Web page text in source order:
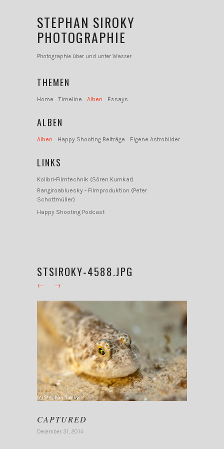
STEPHAN SIROKY
PHOTOGRAPHIE
Photographie über und unter Wasser
THEMEN
Home Timeline Alben Essays
ALBEN
Alben Happy Shooting Beiträge Eigene Astrobilder
LINKS
Kolibri-Filmtechnik (Sören Kumkar)
Rangiroabluesky - Filmproduktion (Peter
Schottmüller)
Happy Shooting Podcast
STSIROKY-4588.JPG
← →
CAPTURED
December 31, 2014